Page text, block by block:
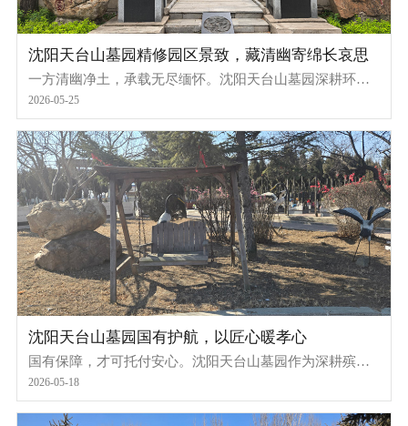
沈阳天台山墓园精修园区景致，藏清幽寄绵长哀思
一方清幽净土，承载无尽缅怀。沈阳天台山墓园深耕环境
养护服务，以精细化、常态化的养护标准，雕琢园区景
守护净土，为生者营造舒心追思环境。
2026-05-25
沈阳天台山墓园国有护航，以匠心暖孝心
国有保障，才可托付安心。沈阳天台山墓园作为深耕殡葬
服务二十余年的国有墓园，始终以严谨的管理、专业的服
同时，无任何后顾之忧。
2026-05-18